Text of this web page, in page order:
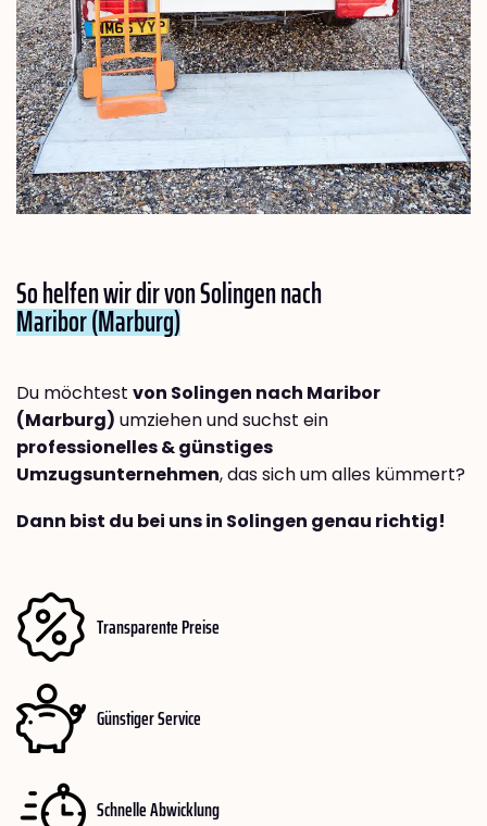
So helfen wir dir von Solingen nach
Maribor (Marburg)
Du möchtest von Solingen nach Maribor
(Marburg) umziehen und suchst ein
professionelles & günstiges
Umzugsunternehmen, das sich um alles kümmert?
Dann bist du bei uns in Solingen genau richtig!
Transparente Preise
Günstiger Service
Schnelle Abwicklung